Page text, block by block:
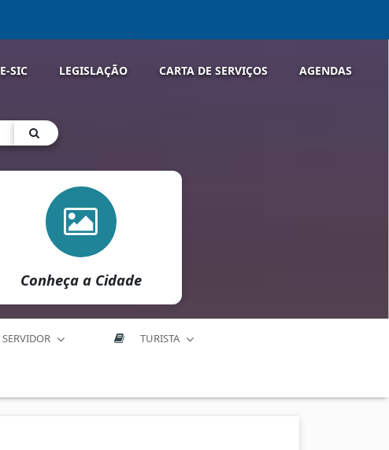
E-SIC LEGISLAÇÃO CARTA DE SERVIÇOS AGENDAS
Conheça a Cidade
SERVIDOR TURISTA